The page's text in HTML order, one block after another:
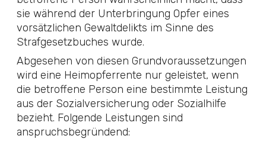
sie während der Unterbringung Opfer eines
vorsätzlichen Gewaltdelikts im Sinne des
Strafgesetzbuches wurde.
Abgesehen von diesen Grundvoraussetzungen
wird eine Heimopferrente nur geleistet, wenn
die betroffene Person eine bestimmte Leistung
aus der Sozialversicherung oder Sozialhilfe
bezieht. Folgende Leistungen sind
anspruchsbegründend: